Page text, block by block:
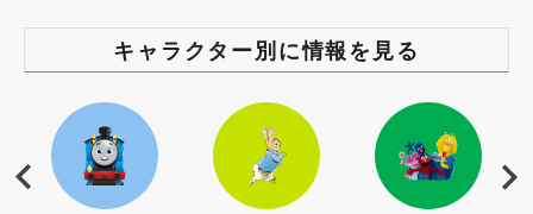
キャラクター別に情報を見る